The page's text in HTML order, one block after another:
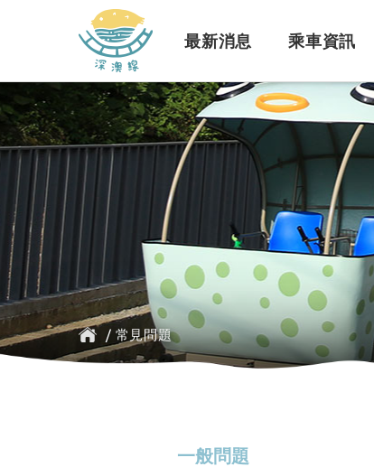
最新消息
訊息公告
乘車資訊
行車路線 票價時刻
景點介紹 探索行程介紹
緣起簡介 設施介紹
臺鐵 公車
一般問題 訂票問題
/ 常見問題
一般問題